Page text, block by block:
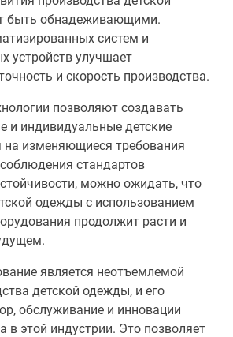
быть обнадеживающими.
систем и
устройств улучшает
и скорость производства.
позволяют создавать
и индивидуальные детские
на изменяющиеся требования
стандартов
можно ожидать, что
одежды с использованием
продолжит расти и
является неотъемлемой
детской одежды, и его
обслуживание и инновации
в этой индустрии. Это позволяет